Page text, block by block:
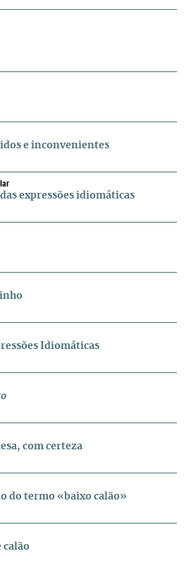
e inconvenientes
expressões idiomáticas
Idiomáticas
com certeza
do termo «baixo calão»
calão